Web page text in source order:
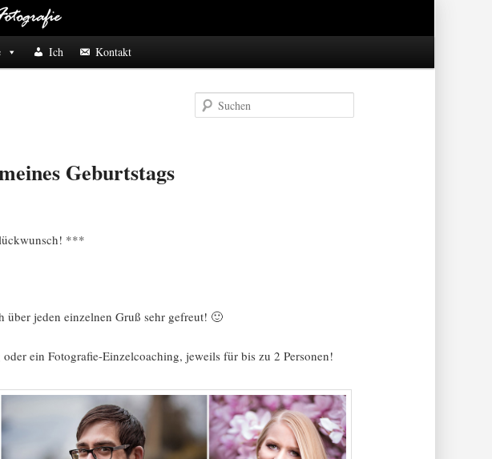
Ich Kontakt
Suchen
Geburtstags
***
über jeden einzelnen Gruß sehr gefreut! 🙂
ein Fotografie-Einzelcoaching, jeweils für bis zu 2 Personen!